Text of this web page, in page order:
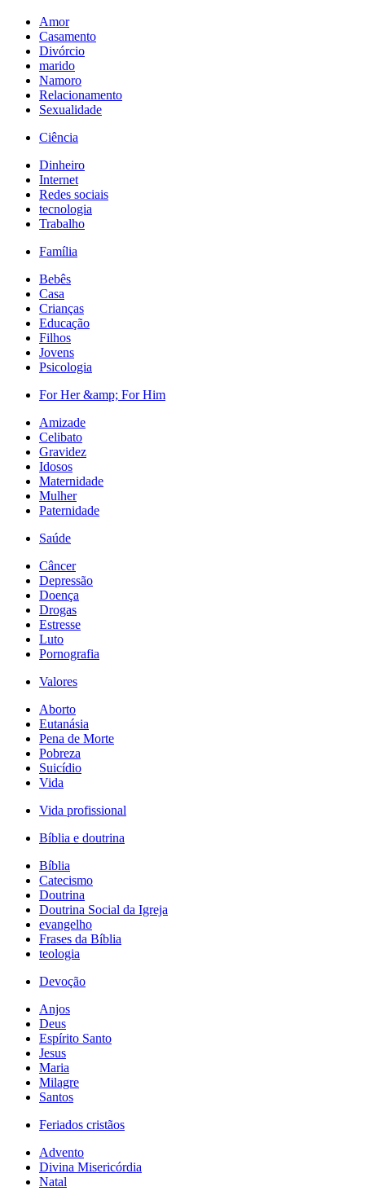
Amor
Casamento
Divórcio
marido
Namoro
Relacionamento
Sexualidade
Ciência
Dinheiro
Internet
Redes sociais
tecnologia
Trabalho
Família
Bebês
Casa
Crianças
Educação
Filhos
Jovens
Psicologia
For Her &amp; For Him
Amizade
Celibato
Gravidez
Idosos
Maternidade
Mulher
Paternidade
Saúde
Câncer
Depressão
Doença
Drogas
Estresse
Luto
Pornografia
Valores
Aborto
Eutanásia
Pena de Morte
Pobreza
Suicídio
Vida
Vida profissional
Bíblia e doutrina
Bíblia
Catecismo
Doutrina
Doutrina Social da Igreja
evangelho
Frases da Bíblia
teologia
Devoção
Anjos
Deus
Espírito Santo
Jesus
Maria
Milagre
Santos
Feriados cristãos
Advento
Divina Misericórdia
Natal